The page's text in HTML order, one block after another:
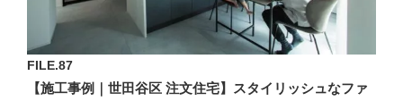
FILE.87
【施工事例｜世田谷区 注文住宅】スタイリッシュなファ